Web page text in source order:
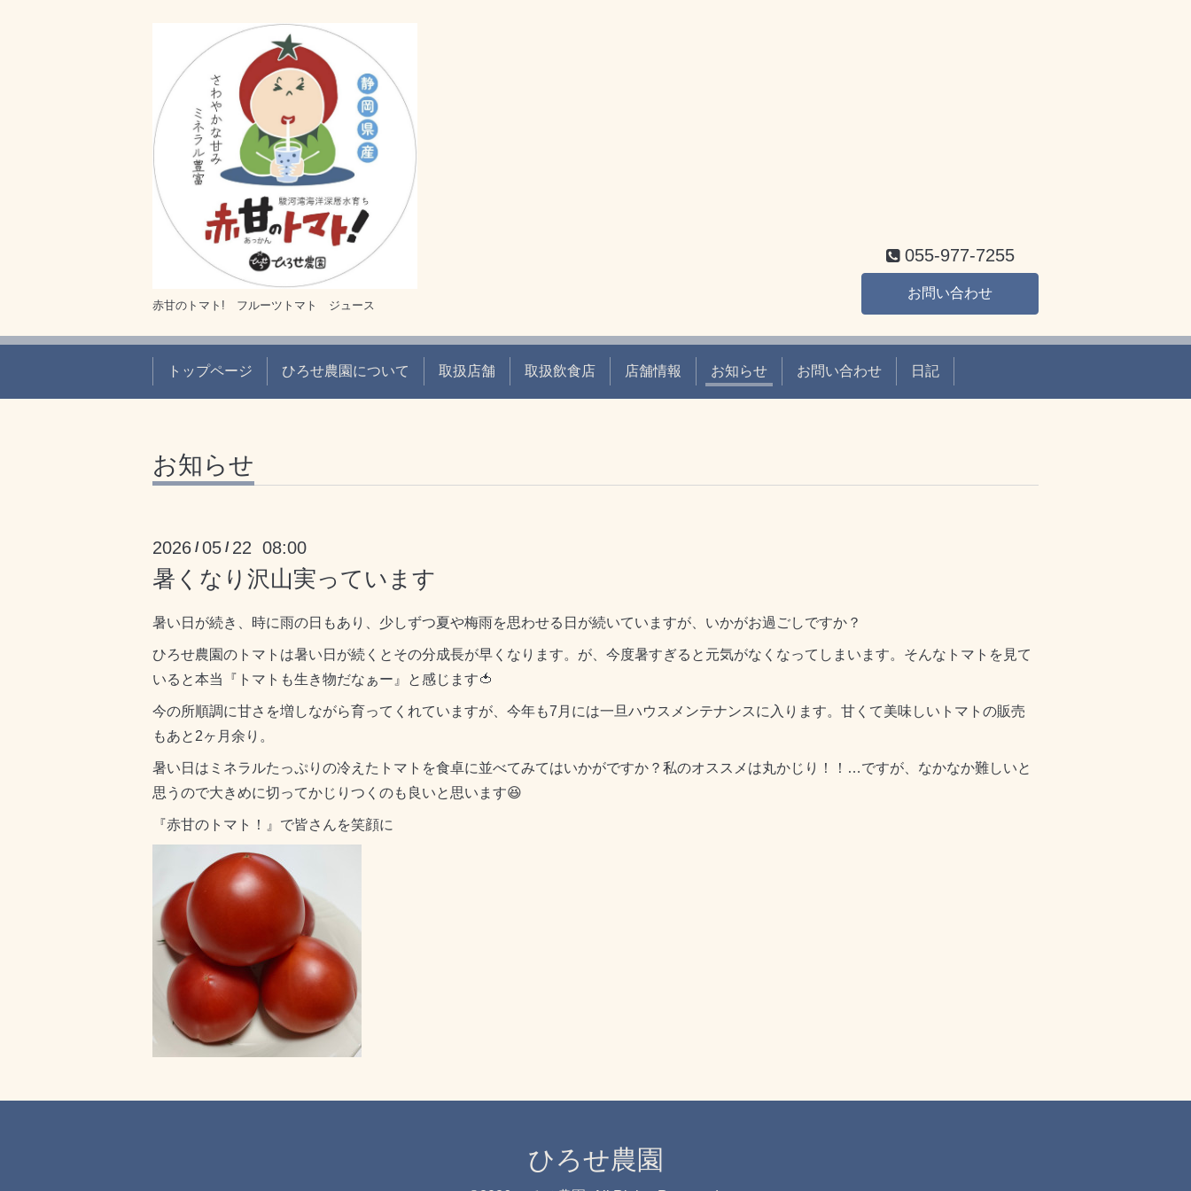
赤甘のトマト! フルーツトマト ジュース
055-977-7255
お問い合わせ
トップページ ひろせ農園について 取扱店舗 取扱飲食店 店舗情報 お知らせ お問い合わせ 日記
お知らせ
2026 /05 / 22 08:00
暑くなり沢山実っています
暑い日が続き、時に雨の日もあり、少しずつ夏や梅雨を思わせる日が続いていますが、いかがお過ごしですか？
ひろせ農園のトマトは暑い日が続くとその分成長が早くなります。が、今度暑すぎると元気がなくなってしまいます。そんなトマトを見て
いると本当『トマトも生き物だなぁー』と感じます🍅
今の所順調に甘さを増しながら育ってくれていますが、今年も7月には一旦ハウスメンテナンスに入ります。甘くて美味しいトマトの販売
もあと2ヶ月余り。
暑い日はミネラルたっぷりの冷えたトマトを食卓に並べてみてはいかがですか？私のオススメは丸かじり！！…ですが、なかなか難しいと
思うので大きめに切ってかじりつくのも良いと思います😆
『赤甘のトマト！』で皆さんを笑顔に
ひろせ農園